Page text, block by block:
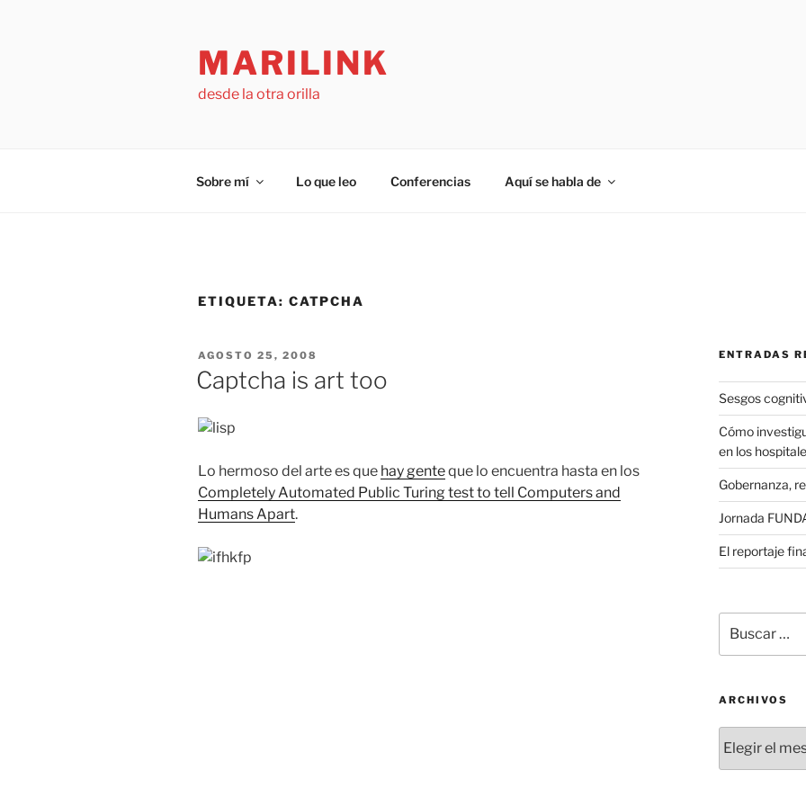
MARILINK
desde la otra orilla
Sobre mí Lo que leo Conferencias Aquí se habla de
ETIQUETA: CATPCHA
PUBLICADO
EL
AGOSTO 25, 2008
Captcha is art too
Lo hermoso del arte es que hay genteque lo encuentra hasta en los
Completely Automated Public Turing test to tell Computers and
Humans Apart.
ENTRADAS
Sesgos
Cómo
en los
Gobernanza,
Jornada
El reportaje
por:
ARCHIVOS